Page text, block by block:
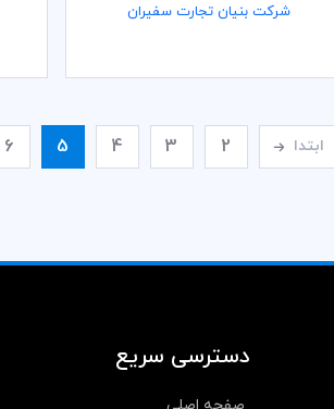
شرکت بنیان تجارت سفیران
ابتدا 2
3
4
5
6
دسترسی سریع